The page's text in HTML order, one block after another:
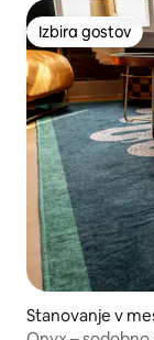
Izbira gostov
Izbira gostov
Stanovanje v